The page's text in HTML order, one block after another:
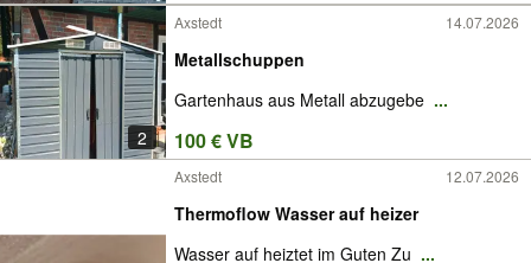
2
Axstedt 14.07.2026
Metallschuppen
Gartenhaus aus Metall abzugebe ...
100 € VB
Axstedt 12.07.2026
Thermoflow Wasser auf heizer
Wasser auf heiztet im Guten Zu ...